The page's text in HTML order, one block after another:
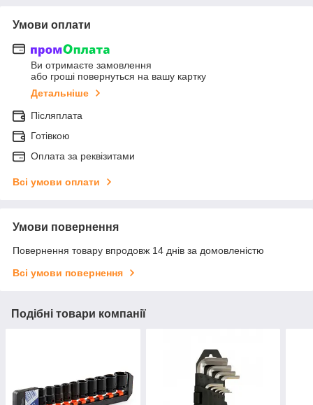
Умови оплати
Ви отримаєте замовлення
або гроші повернуться на вашу картку
Детальніше
Післяплата
Готівкою
Оплата за реквізитами
Всі умови оплати
Умови повернення
Повернення товару впродовж 14 днів за домовленістю
Всі умови повернення
Подібні товари компанії